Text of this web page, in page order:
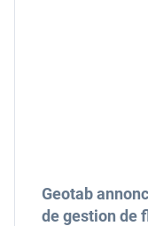
Geotab
de gestion de